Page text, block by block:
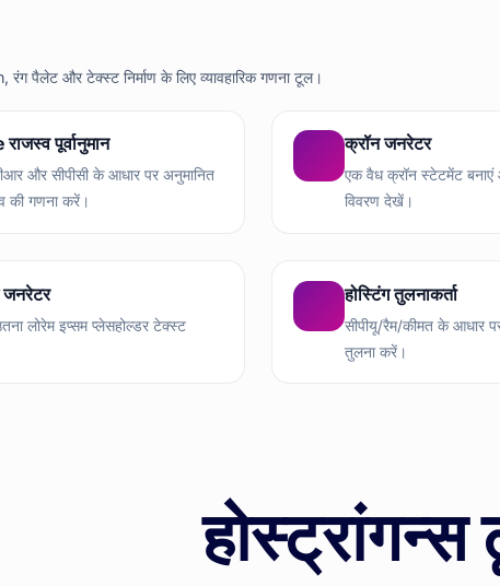
पैलेट और टेक्स्ट निर्माण के लिए व्यावहारिक गणना टूल।
पूर्वानुमान
और सीपीसी के आधार पर अनुमानित
की गणना करें।
क्रॉन जनरेटर
एक वैध क्रॉन स्टेटमेंट बनाएं
विवरण देखें।
जनरेटर
लोरेम इप्सम प्लेसहोल्डर टेक्स्ट
होस्टिंग तुलनाकर्ता
सीपीयू/रैम/कीमत के आधार
तुलना करें।